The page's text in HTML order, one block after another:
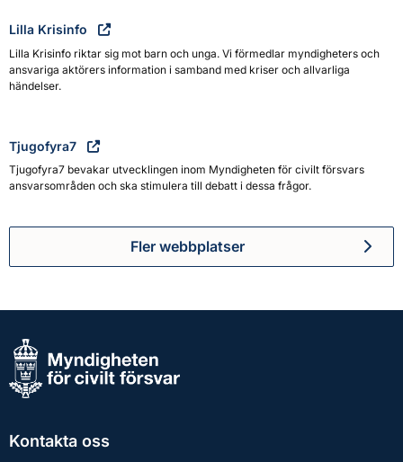
Lilla Krisinfo
Lilla Krisinfo riktar sig mot barn och unga. Vi förmedlar myndigheters och
ansvariga aktörers information i samband med kriser och allvarliga
händelser.
Tjugofyra7
Tjugofyra7 bevakar utvecklingen inom Myndigheten för civilt försvars
ansvarsområden och ska stimulera till debatt i dessa frågor.
Fler webbplatser
Kontakta oss